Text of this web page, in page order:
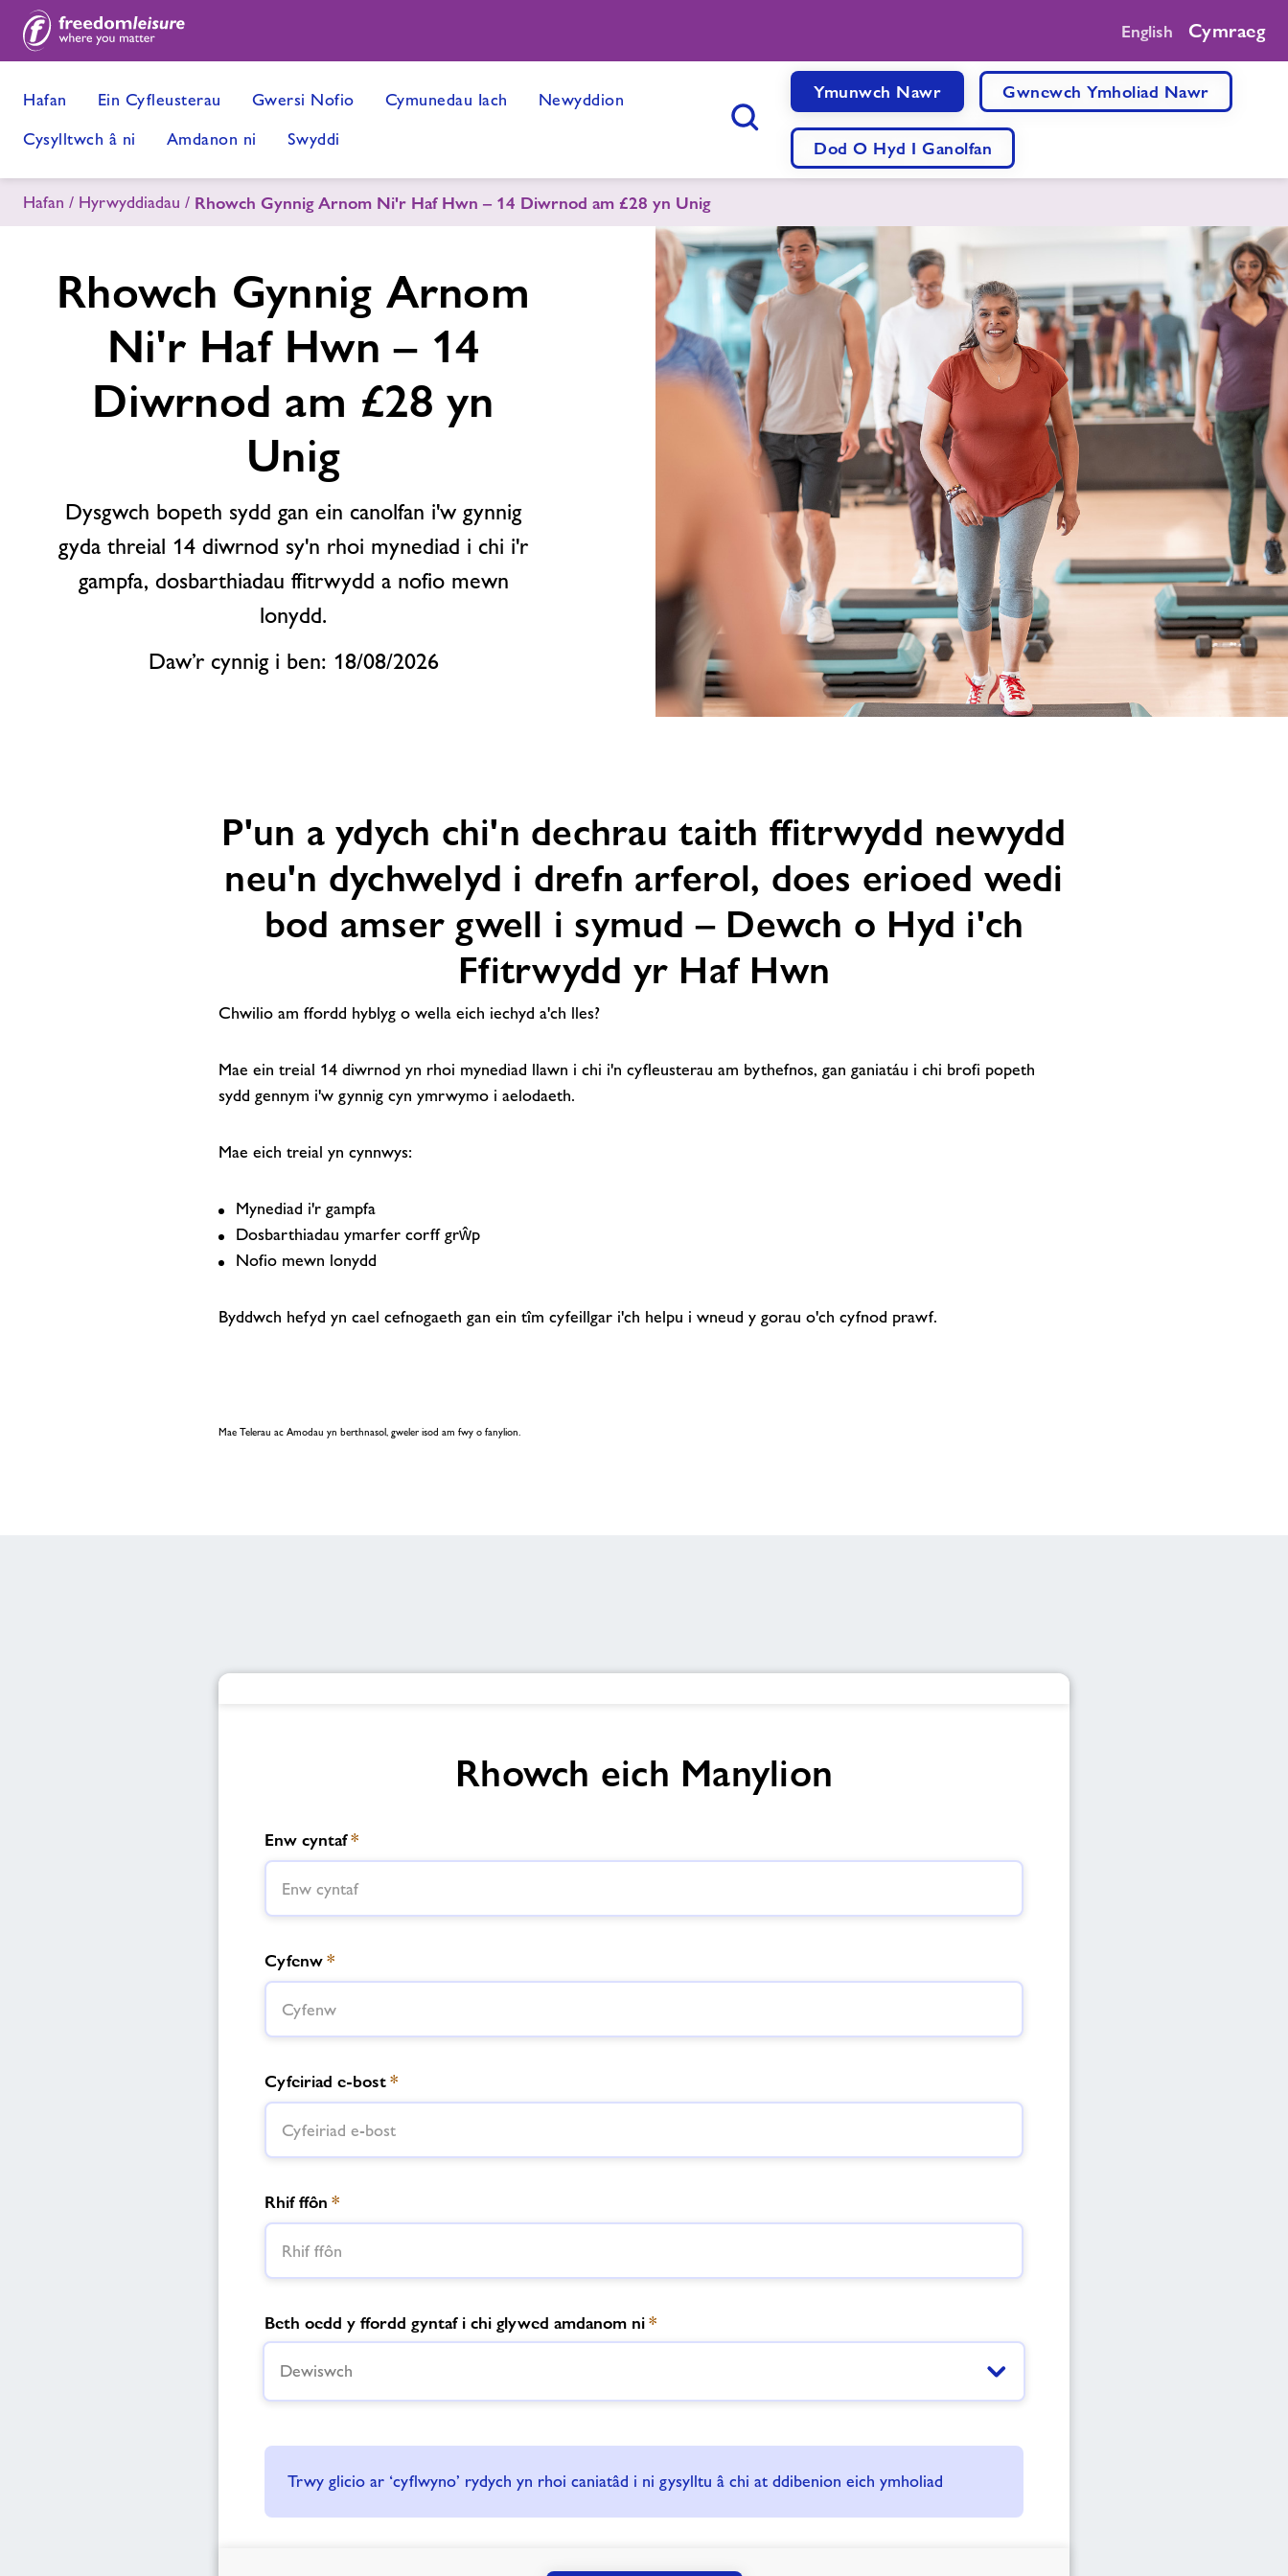
English Cymraeg
Hafan Ein Cyfleusterau Gwersi Nofio Cymunedau Iach Newyddion
Cysylltwch â ni Amdanon ni Swyddi
Ymunwch Nawr Gwnewch Ymholiad Nawr
Dod O Hyd I Ganolfan
Hafan Hyrwyddiadau Rhowch Gynnig Arnom Ni'r Haf Hwn – 14 Diwrnod am £28 yn Unig
Rhowch Gynnig Arnom
Ni'r Haf Hwn – 14
Diwrnod am £28 yn
Unig
Dysgwch bopeth sydd gan ein canolfan i'w gynnig
gyda threial 14 diwrnod sy'n rhoi mynediad i chi i'r
gampfa, dosbarthiadau ffitrwydd a nofio mewn
lonydd.
Daw’r cynnig i ben: 18/08/2026
P'un a ydych chi'n dechrau taith ffitrwydd newydd
neu'n dychwelyd i drefn arferol, does erioed wedi
bod amser gwell i symud – Dewch o Hyd i'ch
Ffitrwydd yr Haf Hwn
Chwilio am ffordd hyblyg o wella eich iechyd a'ch lles?
Mae ein treial 14 diwrnod yn rhoi mynediad llawn i chi i'n cyfleusterau am bythefnos, gan ganiatáu i chi brofi popeth
sydd gennym i'w gynnig cyn ymrwymo i aelodaeth.
Mae eich treial yn cynnwys:
Mynediad i'r gampfa
Dosbarthiadau ymarfer corff grŵp
Nofio mewn lonydd
Byddwch hefyd yn cael cefnogaeth gan ein tîm cyfeillgar i'ch helpu i wneud y gorau o'ch cyfnod prawf.
Mae Telerau ac Amodau yn berthnasol, gweler isod am fwy o fanylion.
Rhowch eich Manylion
Enw cyntaf*
Cyfenw*
Cyfeiriad e-bost*
Rhif ffôn *
Beth oedd y ffordd gyntaf i chi glywed amdanom ni*
Dewiswch
Trwy glicio ar ‘cyflwyno’ rydych yn rhoi caniatâd i ni gysylltu â chi at ddibenion eich ymholiad